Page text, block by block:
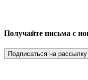
Получайте письма с
Подписаться на рассылку